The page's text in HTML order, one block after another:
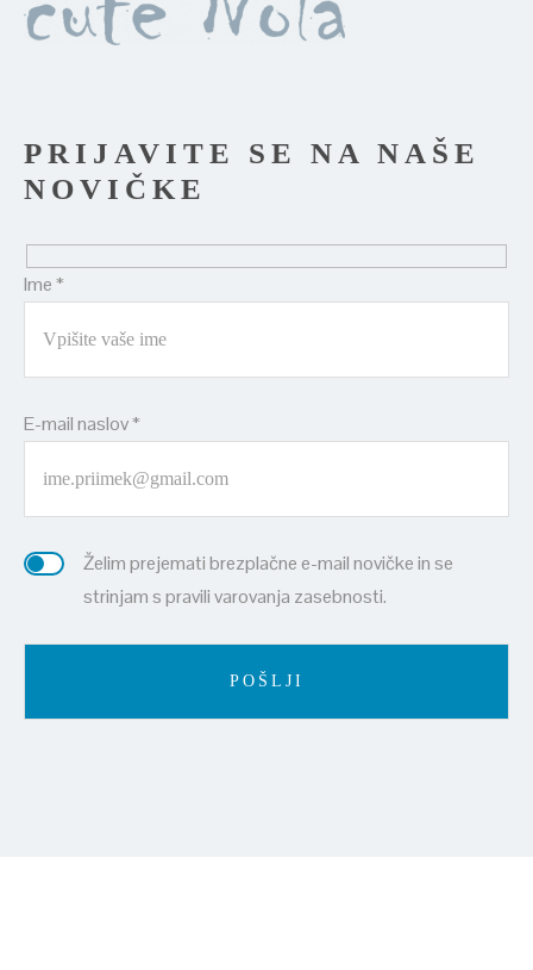
PRIJAVITE SE NA NAŠE
NOVIČKE
Ime *
E-mail naslov *
Želim prejemati brezplačne e-mail novičke in se
strinjam s pravili varovanja zasebnosti.